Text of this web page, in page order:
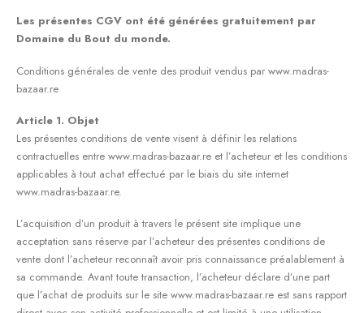
Les présentes CGV ont été générées gratuitement par
Domaine du Bout du monde.
Conditions générales de vente des produit vendus par www.madras-
bazaar.re
Article 1. Objet
Les présentes conditions de vente visent à définir les relations
contractuelles entre www.madras-bazaar.re et l’acheteur et les conditions
applicables à tout achat effectué par le biais du site internet
www.madras-bazaar.re.
L’acquisition d’un produit à travers le présent site implique une
acceptation sans réserve par l’acheteur des présentes conditions de
vente dont l’acheteur reconnaît avoir pris connaissance préalablement à
sa commande. Avant toute transaction, l’acheteur déclare d’une part
que l’achat de produits sur le site www.madras-bazaar.re est sans rapport